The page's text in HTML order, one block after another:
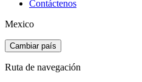
Contáctenos
Mexico
Cambiar país
Ruta de navegación